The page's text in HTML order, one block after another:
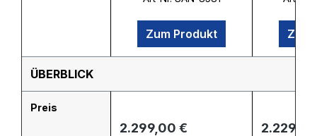
Zum Produkt Zum
ÜBERBLICK
Preis
Regulärer Preis:
2.299,00 €